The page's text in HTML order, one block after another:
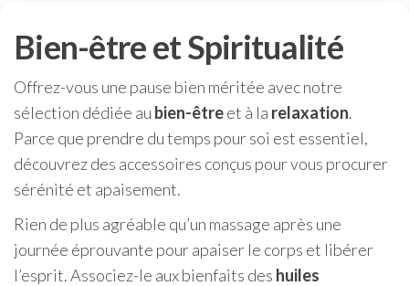
Bien-être et Spiritualité
Offrez-vous une pause bien méritée avec notre
sélection dédiée au bien-êtreet à la relaxation.
Parce que prendre du temps pour soi est essentiel,
découvrez des accessoires conçus pour vous procurer
sérénité et apaisement.
Rien de plus agréable qu’un massage après une
journée éprouvante pour apaiser le corps et libérer
l’esprit. Associez-le aux bienfaits des huiles